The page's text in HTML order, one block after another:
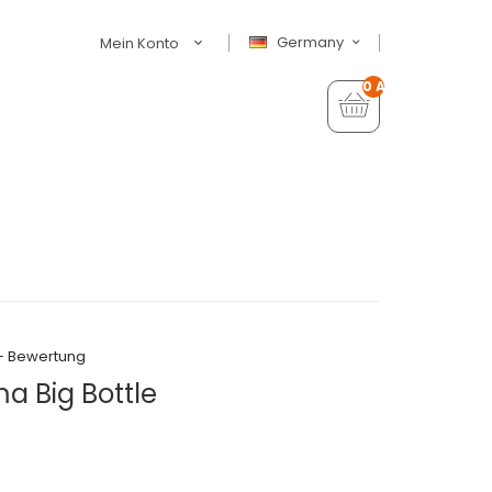
Germany
Mein Konto
0 Artikel - €0,00
Bewertung
Big Bottle